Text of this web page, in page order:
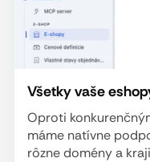
Všetky vaše
Oproti
máme natívne
rôzne domény a